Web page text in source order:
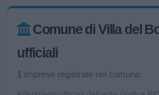
Comune di Villa del
ufficiali
1 imprese registrate nel comune.